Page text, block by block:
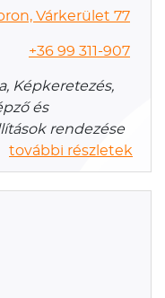
Várkerület 77
+36 99 311-907
Képkeretezés,
és
rendezése
további részletek